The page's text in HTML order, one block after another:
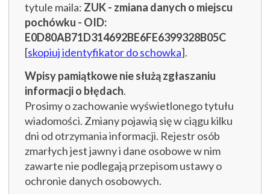
tytule maila: ZUK - zmiana danych o miejscu
pochówku - OID:
E0D80AB71D314692BE6FE6399328B05C
[skopiuj identyfikator do schowka].
Wpisy pamiątkowe nie służą zgłaszaniu
informacji o błędach.
Prosimy o zachowanie wyświetlonego tytułu
wiadomości. Zmiany pojawią się w ciągu kilku
dni od otrzymania informacji. Rejestr osób
zmarłych jest jawny i dane osobowe w nim
zawarte nie podlegają przepisom ustawy o
ochronie danych osobowych.